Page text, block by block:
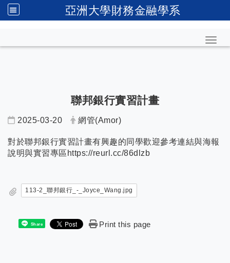
亞洲大學財務金融學系
聯邦銀行實習計畫
2025-03-20 網管(Amor)
對於聯邦銀行實習計畫有興趣的同學歡迎參考連結與海報
說明與實習專區https://reurl.cc/86dlzb
113-2_聯邦銀行_-_Joyce_Wang.jpg
Share Print this page